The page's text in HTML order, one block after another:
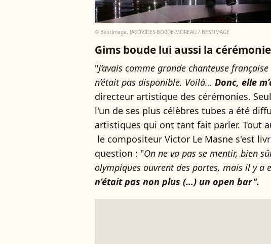
© BestImage, JACOVIDES-BORDE-MOREAU / BESTIMAGE
Gims boude lui aussi la
"J’avais comme grande chanteuse
n’était pas disponible. Voilà… Donc, elle
directeur artistique des cérémonies.
l'un de ses plus célèbres tubes a été
artistiques qui ont tant fait parler. Tout
le compositeur Victor Le Masne s'est
question : "On ne va pas se mentir, bien
olympiques ouvrent des portes, mais il y a
n’était pas non plus (…) un open bar".